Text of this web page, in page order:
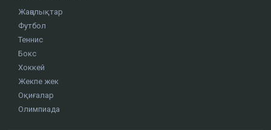
Жаңалықтар
Футбол
Теннис
Бокс
Хоккей
Жекпе жек
Оқиғалар
Олимпиада